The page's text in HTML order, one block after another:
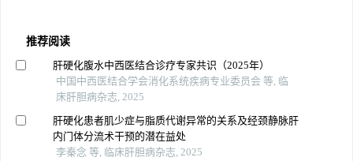
推荐阅读
肝硬化腹水中西医结合诊疗专家共识（2025年）
中国中西医结合学会消化系统疾病专业委员会 等, 临
床肝胆病杂志, 2025
肝硬化患者肌少症与脂质代谢异常的关系及经颈静脉肝
内门体分流术干预的潜在益处
李秦念 等, 临床肝胆病杂志, 2025